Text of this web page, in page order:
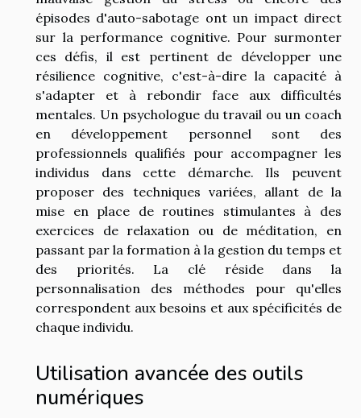
épisodes d'auto-sabotage ont un impact direct
sur la performance cognitive. Pour surmonter
ces défis, il est pertinent de développer une
résilience cognitive, c'est-à-dire la capacité à
s'adapter et à rebondir face aux difficultés
mentales. Un psychologue du travail ou un coach
en développement personnel sont des
professionnels qualifiés pour accompagner les
individus dans cette démarche. Ils peuvent
proposer des techniques variées, allant de la
mise en place de routines stimulantes à des
exercices de relaxation ou de méditation, en
passant par la formation à la gestion du temps et
des priorités. La clé réside dans la
personnalisation des méthodes pour qu'elles
correspondent aux besoins et aux spécificités de
chaque individu.
Utilisation avancée des outils
numériques